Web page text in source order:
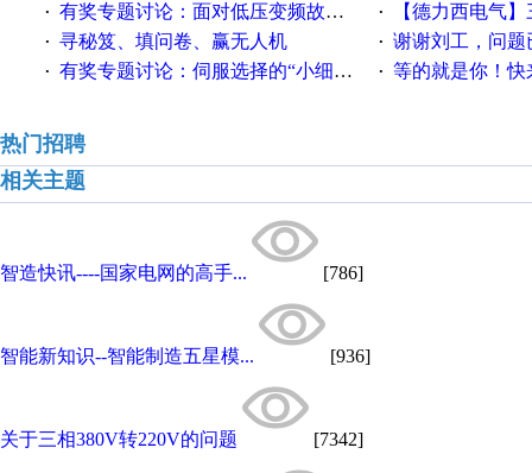
· 有奖专题讨论：面对低压变频故障，老手是这样解决的！ · 【德力西电气】三
· 寻秘笈、填问卷、赢无人机 · 谢谢刘工，问题
· 有奖专题讨论：伺服选择的“小细节大学问”奖励公告 · 等的就是你！快来
热门招聘
相关主题
智造快讯----国家电网的高手... [786]
智能新知识--智能制造五星模... [936]
关于三相380V转220V的问题 [7342]